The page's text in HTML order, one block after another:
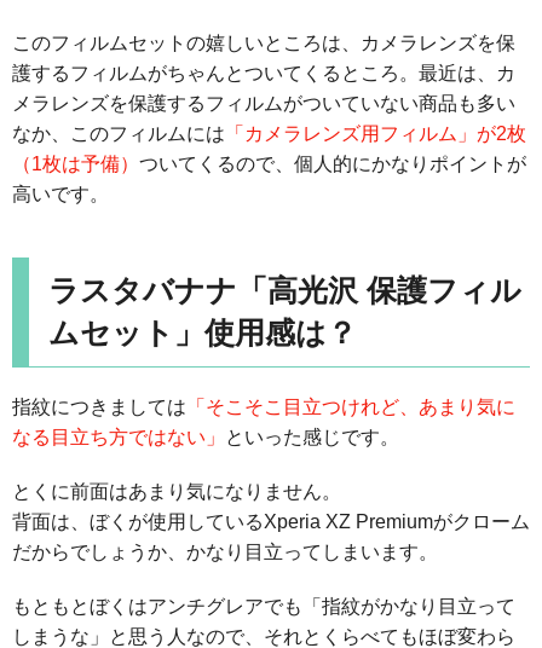
このフィルムセットの嬉しいところは、カメラレンズを保
護するフィルムがちゃんとついてくるところ。最近は、カ
メラレンズを保護するフィルムがついていない商品も多い
なか、このフィルムには 「カメラレンズ用フィルム」が2枚
（1枚は予備） ついてくるので、個人的にかなりポイントが
高いです。
ラスタバナナ「高光沢 保護フィル
ムセット」使用感は？
指紋につきましては 「そこそこ目立つけれど、あまり気に
なる目立ち方ではない」
といった感じです。
とくに前面はあまり気になりません。
背面は、ぼくが使用しているXperia XZ Premiumがクローム
だからでしょうか、かなり目立ってしまいます。
もともとぼくはアンチグレアでも「指紋がかなり目立って
しまうな」と思う人なので、それとくらべてもほぼ変わら